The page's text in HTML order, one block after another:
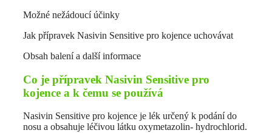
Možné nežádoucí účinky
Jak přípravek Nasivin Sensitive pro kojence uchovávat
Obsah balení a další informace
Co je přípravek Nasivin Sensitive pro
kojence a k čemu se používá
Nasivin Sensitive pro kojence je lék určený k podání do
nosu a obsahuje léčivou látku oxymetazolin- hydrochlorid.